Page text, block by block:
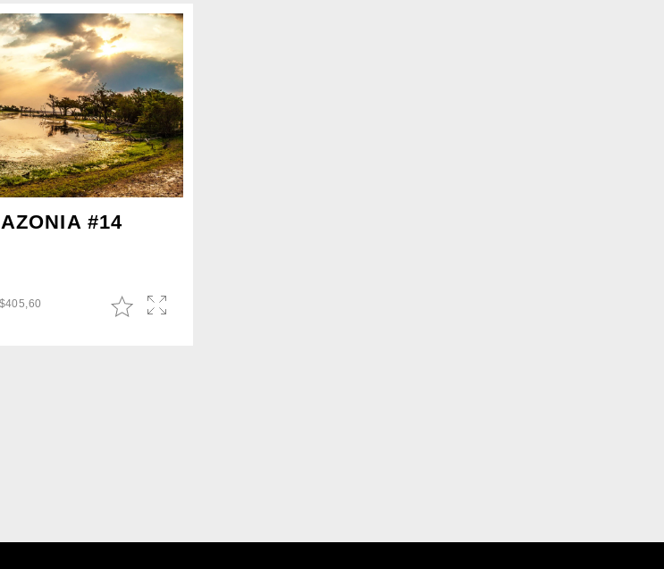
#14
405,60